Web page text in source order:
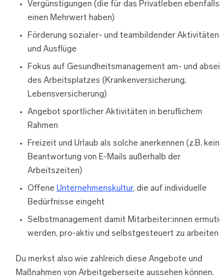
Vergünstigungen (die für das Privatleben ebenfalls
einen Mehrwert haben)
Förderung sozialer- und teambildender Aktivitäten
und Ausflüge
Fokus auf Gesundheitsmanagement am- und
des Arbeitsplatzes (Krankenversicherung,
Lebensversicherung)
Angebot sportlicher Aktivitäten in beruflichem
Rahmen
Freizeit und Urlaub als solche anerkennen (z.B.
Beantwortung von E-Mails außerhalb der
Arbeitszeiten)
Offene Unternehmenskultur, die auf individuelle
Bedürfnisse eingeht
Selbstmanagement damit Mitarbeiter:innen
werden, pro-aktiv und selbstgesteuert zu arbeiten
Du merkst also wie zahlreich diese Angebote und
Maßnahmen von Arbeitgeberseite aussehen können.